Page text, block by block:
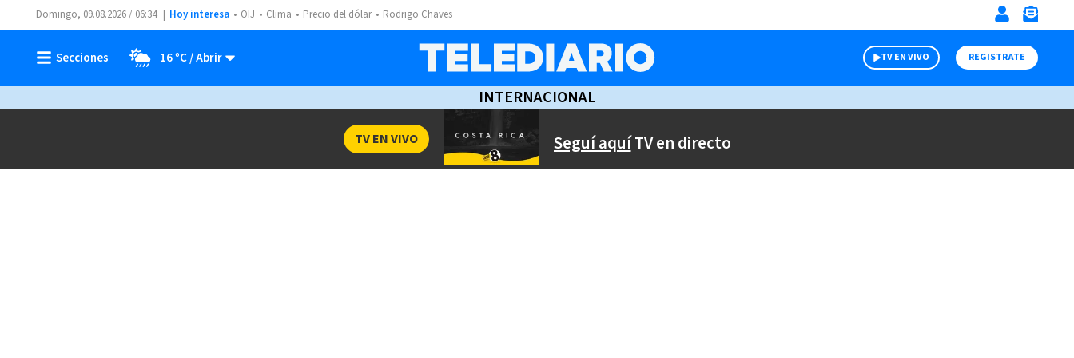
Domingo, 09.08.2026 / 06:34 Hoy interesa OIJ Clima Precio del dólar Rodrigo Chaves
16 ºC TV EN VIVO REGISTRATE
INTERNACIONAL
Seguí aquíTV en directo
TV EN VIVO